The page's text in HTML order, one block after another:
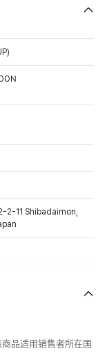
2-11 Shibadaimon,
品适用销售者所在国